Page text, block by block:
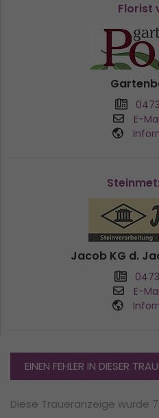
Florist
E-
Jacob KG d.
E-
EINEN FEHLER IN DIESER
Diese Traueranzeige wurde